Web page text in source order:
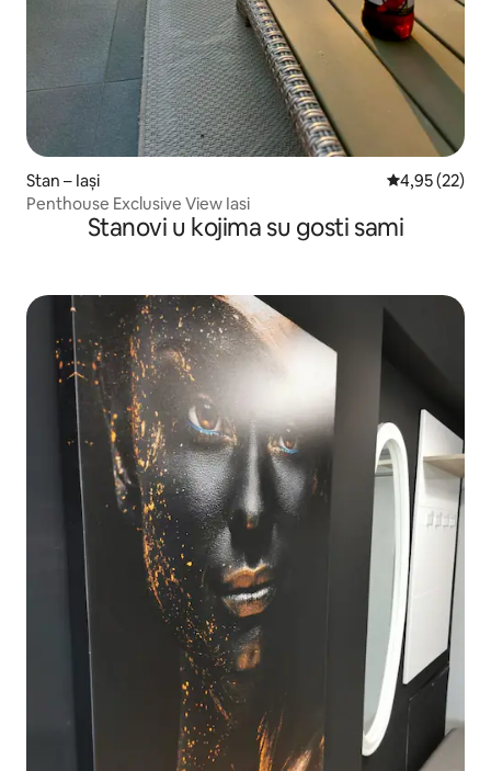
Stan – Iași Prosječna
4,95 (22)
Penthouse Exclusive View Iasi
Stanovi u kojima su gosti sami